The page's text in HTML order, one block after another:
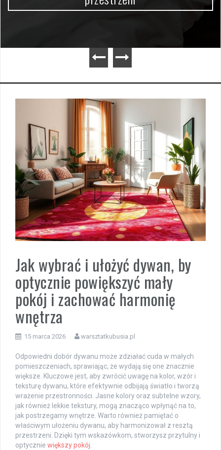
Jak wybrać i ułożyć dywan, by
optycznie powiększyć mały
pokój i zachować harmonię
wnętrza
15 marca 2026 warsztatkubusia.pl
Odpowiedni dobór dywanu może zdziałać cuda w małych
pomieszczeniach, sprawiając, że wydają się one znacznie
większe. Kluczowe jest, aby zwrócić uwagę na kolor, wzór i
teksturę dywanu, które efektywnie odbijają światło i tworzą
wrażenie przestronności. Jasne kolory oraz subtelne wzory,
jak również lekkie tekstury, mogą znacząco wpłynąć na to,
jak postrzegamy wnętrze. Warto również pamiętać o
właściwym ułożeniu dywanu, aby harmonizował z resztą
przestrzeni. Dzięki tym wskazówkom, stworzysz przytulny i
optycznie większy pokój